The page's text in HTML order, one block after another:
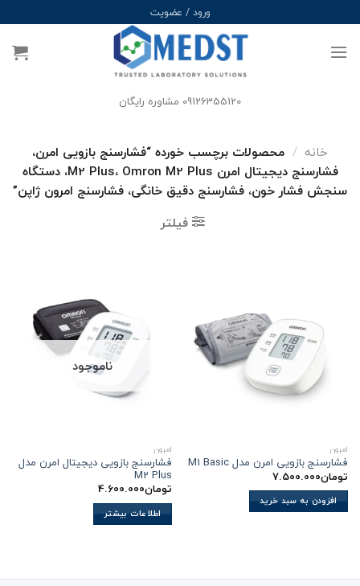
to
content
ورود / عضویت
09126355120 مشاوره رایگان
خانه / محصولات برچسب خورده “فشارسنج بازویی امرن،
فشارسنج دیجیتال امرن M2 Plus، Omron M2 Plus، دستگاه
سنجش فشار خون، فشارسنج دقیق خانگی، فشارسنج امرون ژاپن”
فیلتر
امرون
فشارسنج بازویی امرن مدل M1 Basic
تومان7.500.000
افزودن به سبد خرید
ناموجود
امرون
فشارسنج بازویی دیجیتال امرن مدل
M2 Plus
تومان4.600.000
اطلاعات بیشتر